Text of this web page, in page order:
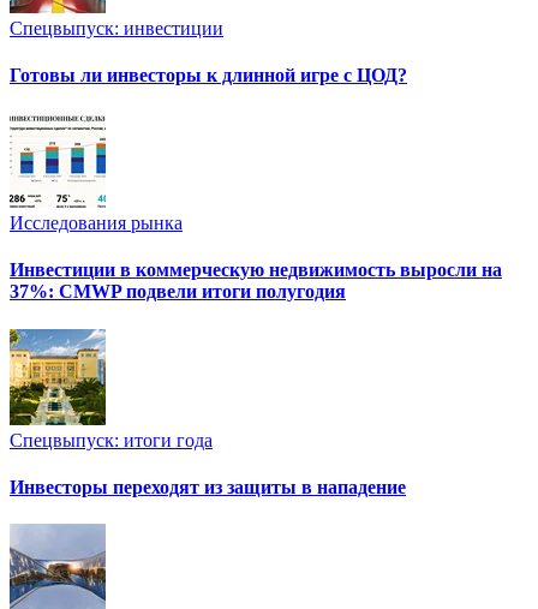
Спецвыпуск: инвестиции
Готовы ли инвесторы к длинной игре с ЦОД?
Исследования рынка
Инвестиции в коммерческую недвижимость выросли на
37%: CMWP подвели итоги полугодия
Спецвыпуск: итоги года
Инвесторы переходят из защиты в нападение